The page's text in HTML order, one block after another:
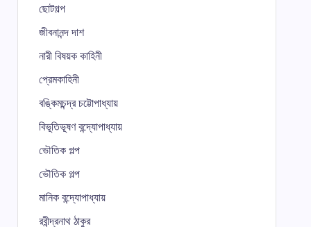
ছোটগল্প
জীবনানন্দ দাশ
নারী বিষয়ক কাহিনী
প্রেমকাহিনী
বঙ্কিমচন্দ্র চট্টোপাধ্যায়
বিভূতিভূষণ বন্দ্যোপাধ্যায়
ভৌতিক গল্প
ভৌতিক গল্প
মানিক বন্দ্যোপাধ্যায়
রবীন্দ্রনাথ ঠাকুর